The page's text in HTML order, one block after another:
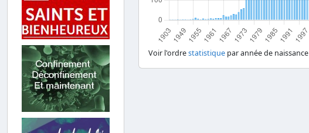
Voir l'ordrestatistique par année de naissance